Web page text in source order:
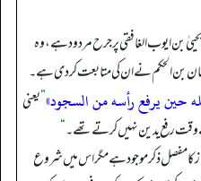
بن ایوب الغافقی پر جرح مردود ہے، وہ
بن الحکم نے ان کی متابعت کر دی ہے۔
حين يرفع رأسه من السجود»”یعنی
رفع یدین نہیں کرتے تھے۔“
کا مفصل ذکر موجود ہے مگر اس میں شروع